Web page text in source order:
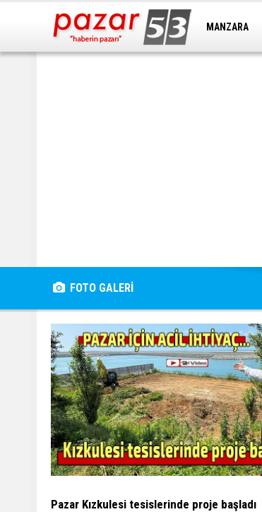
MANZARA
FOTO GALERİ
Pazar Kızkulesi tesislerinde proje başladı